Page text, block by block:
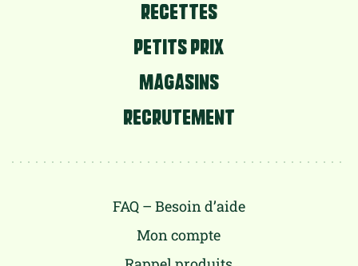
RECETTES
PETITS PRIX
MAGASINS
RECRUTEMENT
FAQ – Besoin d’aide
Mon compte